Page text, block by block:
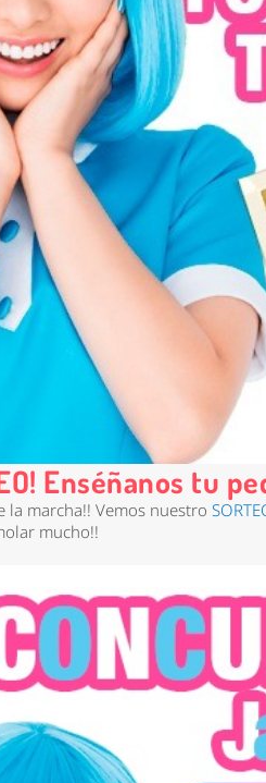
Enséñanos tu
la marcha!! Vemos nuestro
mucho!!